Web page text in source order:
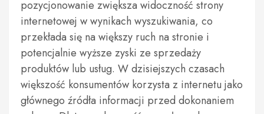
pozycjonowanie zwiększa widoczność strony
internetowej w wynikach wyszukiwania, co
przekłada się na większy ruch na stronie i
potencjalnie wyższe zyski ze sprzedaży
produktów lub usług. W dzisiejszych czasach
większość konsumentów korzysta z internetu jako
głównego źródła informacji przed dokonaniem